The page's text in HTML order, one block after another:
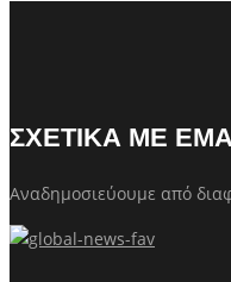
ΣΧΕΤΙΚΑ ΜΕ
Αναδημοσιεύουμε από